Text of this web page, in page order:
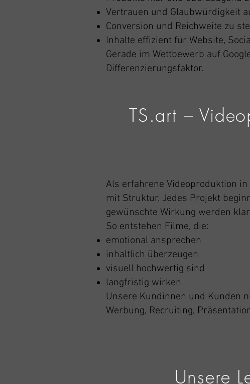
Vertrauen und Glaubwürdigkeit
Conversion und Reichweite zu
Inhalte effizient für Website,
Gerade im Wettbewerb auf
Differenzierungsfaktor.
TS.art –
Als erfahrene Videoproduktion
mit Struktur. Jedes Projekt
gewünschte Wirkung werden
So entstehen Filme, die:
emotional ansprechen
inhaltlich überzeugen
visuell hochwertig sind
langfristig wirken
Unsere Kundinnen und Kunden
Werbung, Recruiting,
Unsere